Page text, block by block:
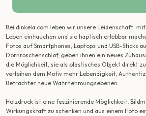
Bei dinkela.com leben wir unsere Leidenschaft:
Leben einhauchen und sie haptisch erlebbar
Fotos auf Smartphones, Laptops und USB-Sticks
Dornröschenschlaf, geben ihnen ein neues
die Möglichkeit, sie als plastisches Objekt direkt
verleihen dem Motiv mehr Lebendigkeit,
Betrachter neue Wahrnehmungsebenen.
Holzdruck ist eine faszinierende Möglichkeit,
Wirkungskraft zu schenken und aus einem Foto